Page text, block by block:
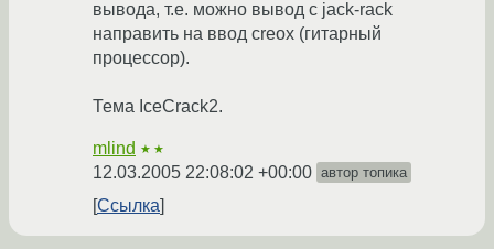
вывода, т.е. можно вывод с jack-rack
направить на ввод creox (гитарный
процессор).
Тема IceCrack2.
mlind ★★
12.03.2005 22:08:02 +00:00 автор топика
Ссылка